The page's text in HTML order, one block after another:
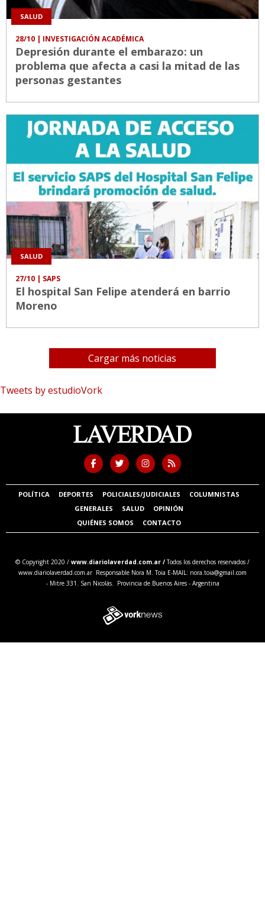
SALUD
28/10 | INVESTIGACIÓN ACADÉMICA
Depresión durante el embarazo: un
problema que afecta a casi la mitad de las
personas gestantes
SALUD
27/10 | SAPS
El hospital San Felipe atenderá en barrio
Moreno
Cargar más noticias
Tweets by estudioVork
POLÍTICA DEPORTES POLICIALES/JUDICIALES
COLUMNISTAS
GENERALES
SALUD
OPINIÓN
QUIÉNES SOMOS
CONTACTO
© Copyright 2020 / www.diariolaverdad.com.ar /Todos los derechos reservados /
www.diariolaverdad.com.ar Responsable Nora M. Toia E-MAIL: nora.toia@gmail.com
- Mitre 331. San Nicolás. Provincia de Buenos Aires - Argentina